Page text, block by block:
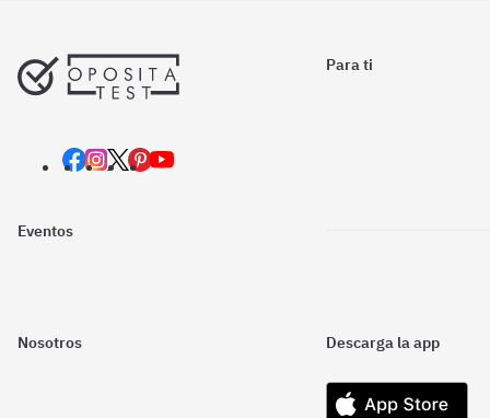
Para ti
Eventos
Nosotros Descarga la app